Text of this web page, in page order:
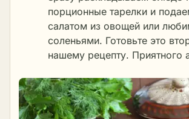
порционные тарелки и
салатом из овощей или
соленьями. Готовьте это
нашему рецепту. Приятного